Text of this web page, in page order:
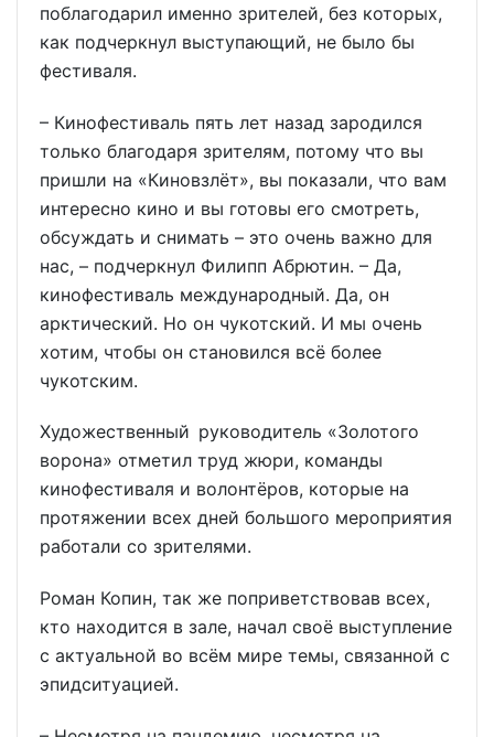
поблагодарил именно зрителей, без которых,
как подчеркнул выступающий, не было бы
фестиваля.
– Кинофестиваль пять лет назад зародился
только благодаря зрителям, потому что вы
пришли на «Киновзлёт», вы показали, что вам
интересно кино и вы готовы его смотреть,
обсуждать и снимать – это очень важно для
нас, – подчеркнул Филипп Абрютин. – Да,
кинофестиваль международный. Да, он
арктический. Но он чукотский. И мы очень
хотим, чтобы он становился всё более
чукотским.
Художественный руководитель «Золотого
ворона» отметил труд жюри, команды
кинофестиваля и волонтёров, которые на
протяжении всех дней большого мероприятия
работали со зрителями.
Роман Копин, так же поприветствовав всех,
кто находится в зале, начал своё выступление
с актуальной во всём мире темы, связанной с
эпидситуацией.